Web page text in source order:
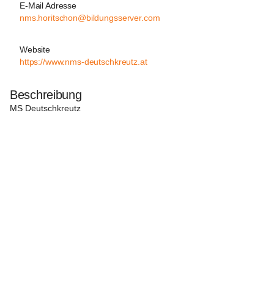
E-Mail Adresse
nms.horitschon@bildungsserver.com
Website
https://www.nms-deutschkreutz.at
Beschreibung
MS Deutschkreutz